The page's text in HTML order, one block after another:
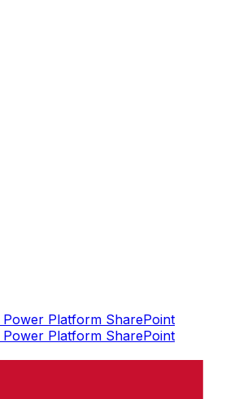
Power Platform SharePoint
Power Platform SharePoint